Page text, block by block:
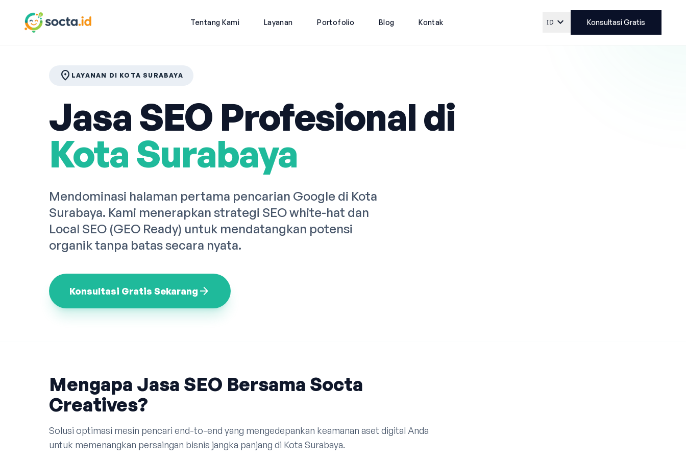
Tentang Kami Layanan Portofolio Blog Kontak ID expand_more Konsultasi Gratis
location_on LAYANAN DI KOTA SURABAYA
Jasa SEO Profesional di
Kota Surabaya
Mendominasi halaman pertama pencarian Google di Kota
Surabaya. Kami menerapkan strategi SEO white-hat dan
Local SEO (GEO Ready) untuk mendatangkan potensi
organik tanpa batas secara nyata.
Konsultasi Gratis Sekarang arrow_forward
Mengapa Jasa SEO Bersama Socta
Creatives?
Solusi optimasi mesin pencari end-to-end yang mengedepankan keamanan aset digital Anda
untuk memenangkan persaingan bisnis jangka panjang di Kota Surabaya.